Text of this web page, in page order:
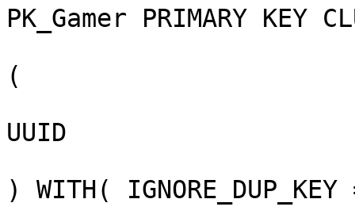
PK_Gamer PRIMARY KEY
(
UUID
) WITH(